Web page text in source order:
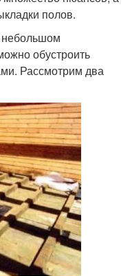
полов.
небольшом
обустроить
Рассмотрим два